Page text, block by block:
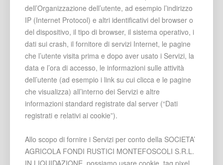
dell’Organizzazione dell’utente, ad esempio l’indirizzo
IP (Internet Protocol) e altri identificativi del browser o
del dispositivo, il tipo di browser, il sistema operativo, i
dati sui crash, il fornitore di servizi Internet, le pagine
che l’utente visita prima e dopo aver usato i Servizi, la
data e l’ora di accesso, le informazioni sulle attività
dell’utente (ad esempio i link su cui clicca e le pagine
che visualizza) all’interno dei Servizi e altre
informazioni standard registrate dal server (“Dati
registrati e relativi ai cookie”).
Allo scopo di fornire i Servizi per conto della SOCIETA’
AGRICOLA FONDI RUSTICI MONTEFOSCOLI S.R.L.